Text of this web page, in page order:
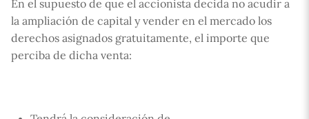
En el supuesto de que el accionista decida no acudir a
la ampliación de capital y vender en el mercado los
derechos asignados gratuitamente, el importe que
perciba de dicha venta: